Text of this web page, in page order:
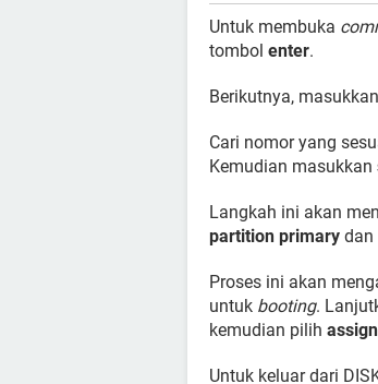
Untuk membuka
tombol enter.
Berikutnya, masukkan
Cari nomor yang
Kemudian masukkan
Langkah ini akan
partition primary dan
Proses ini akan
untuk booting.
kemudian pilih assign
Untuk keluar dari